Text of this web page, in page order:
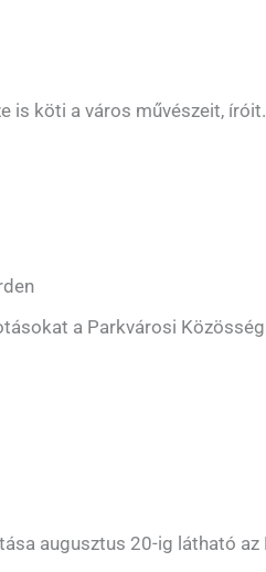
is köti a város művészeit, íróit.
a Parkvárosi
augusztus 20-ig látható az